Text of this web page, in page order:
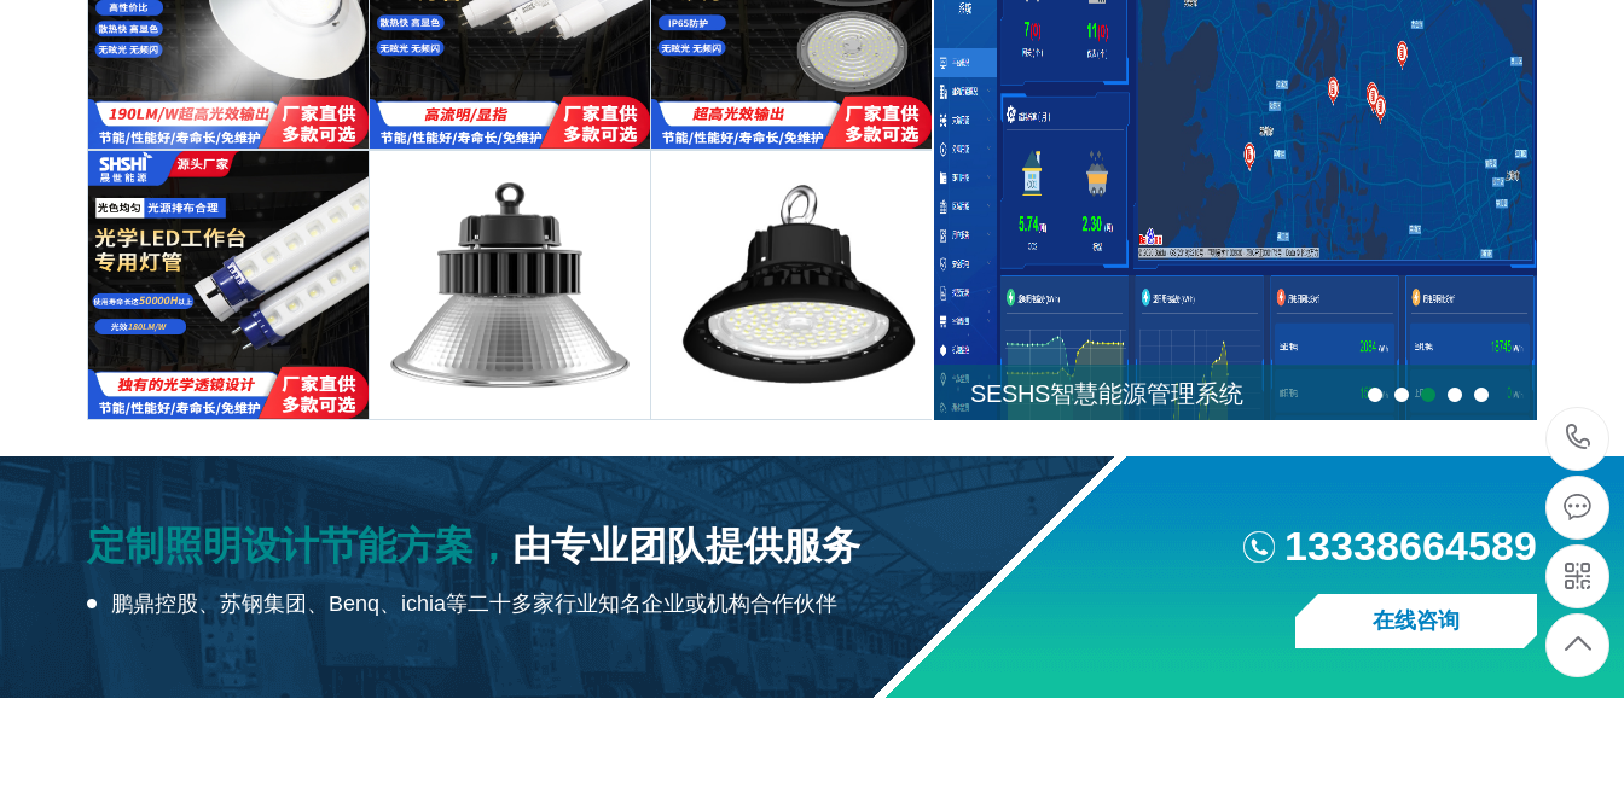
ShineWorld智慧照明系统 SESHS智慧能源管理系统
定制照明设计节能方案， 由专业团队提供服务
鹏鼎控股、苏钢集团、Benq、ichia等二十多家行业知名企业或机构合作伙伴
13338664589
在线咨询